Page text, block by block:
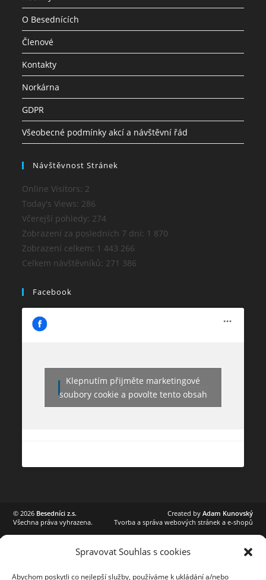
Spravovat Souhlas s cookies
Abychom poskytli co nejlepší služby, používáme k ukládání a/nebo
O Besednících
Členové
Kontakty
Norkárna
GDPR
Všeobecné podmínky akcí a návštěvní řád
Návštěvnost Stránek
Online Visitors: 2
Today's Views: 286
Včerejší pohledy: 274
Zobrazení za posledních 7 dní: 1 870
Zobrazení celkem: 1 443 266
Celkem návštěvníků: 271 386
Facebook
https://www.facebook.com/besednici
Klepnutím přijměte marketingové
soubory cookie a povolte tento obsah
©2026 Besedníci z.s.
Všechna práva vyhrazena.
Created by Adam Kunovský
Tvorba a správa webových stránek a e-shopů